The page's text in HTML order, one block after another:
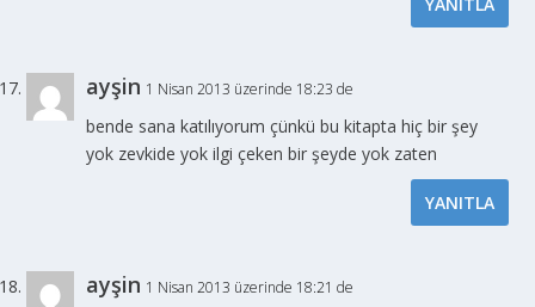
ayşin 1 Nisan 2013 üzerinde 18:23 de
bende sana katılıyorum çünkü bu kitapta hiç bir şey
yok zevkide yok ilgi çeken bir şeyde yok zaten
YANITLA
ayşin 1 Nisan 2013 üzerinde 18:21 de